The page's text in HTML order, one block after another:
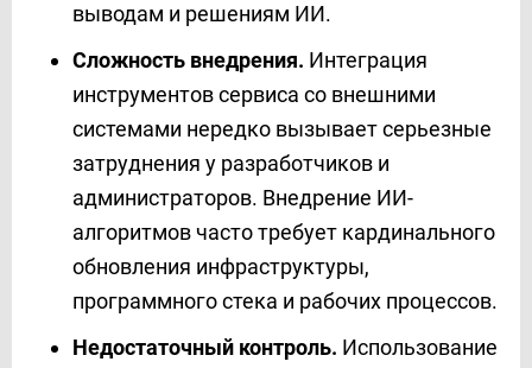
выводам и решениям ИИ.
Сложность внедрения. Интеграция
инструментов сервиса со внешними
системами нередко вызывает серьезные
затруднения у разработчиков и
администраторов. Внедрение ИИ-
алгоритмов часто требует кардинального
обновления инфраструктуры,
программного стека и рабочих процессов.
Недостаточный контроль. Использование